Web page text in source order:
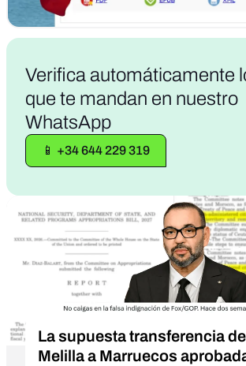
Verificaautomáticamente
que te mandan en nuestro
WhatsApp
📱 +34 644 229 319
La supuesta transferencia
Melilla a Marruecos